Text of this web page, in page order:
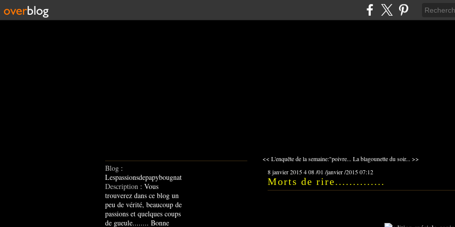
Blog :
Lespassionsdepapybougnat
Description : Vous
trouverez dans ce blog un
peu de vérité, beaucoup de
passions et quelques coups
de gueule........ Bonne
<< L'enquête de la semaine:"poivre... La blagounette du soir... >>
8 janvier 2015408/01 /janvier/201507:12
Morts de rire..............